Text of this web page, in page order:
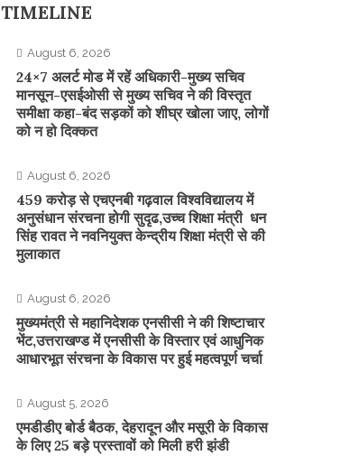
TIMELINE
August 6, 2026
24×7 अलर्ट मोड में रहें अधिकारी-मुख्य सचिव
मानसून-एसईओसी से मुख्य सचिव ने की विस्तृत
समीक्षा कहा-बंद सड़कों को शीघ्र खोला जाए, लोगों
को न हो दिक्कत
August 6, 2026
459 करोड़ से एचएनबी गढ़वाल विश्वविद्यालय में
अनुसंधान संरचना होगी सुदृढ,उच्च शिक्षा मंत्री धन
सिंह रावत ने नवनियुक्त केन्द्रीय शिक्षा मंत्री से की
मुलाकात
August 6, 2026
मुख्यमंत्री से महानिदेशक एनसीसी ने की शिष्टाचार
भेंट,उत्तराखण्ड में एनसीसी के विस्तार एवं आधुनिक
आधारभूत संरचना के विकास पर हुई महत्वपूर्ण चर्चा
August 5, 2026
एमडीडीए बोर्ड बैठक, देहरादून और मसूरी के विकास
के लिए 25 बड़े प्रस्तावों को मिली हरी झंडी